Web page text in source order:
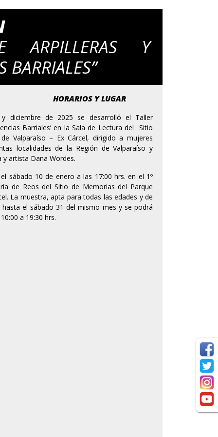
ARPILLERAS Y
BARRIALES”
HORARIOS Y LUGAR
diciembre de 2025 se desarrolló el Taller
Barriales’ en la Sala de Lectura del Sitio
Valparaíso – Ex Cárcel, dirigido a mujeres
localidades de la Región de Valparaíso y
artista Dana Wordes.
sábado 10 de enero a las 17:00 hrs. en el 1º
de Reos del Sitio de Memorias del Parque
La muestra, apta para todas las edades y de
el sábado 31 del mismo mes y se podrá
a 19:30 hrs.